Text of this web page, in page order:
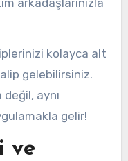
arkadaşlarınızla
kolayca alt
gelebilirsiniz.
değil, aynı
gelir!
ve